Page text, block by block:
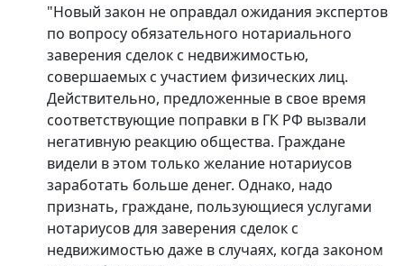
"Новый закон не оправдал ожидания экспертов
по вопросу обязательного нотариального
заверения сделок с недвижимостью,
совершаемых с участием физических лиц.
Действительно, предложенные в свое время
соответствующие поправки в ГК РФ вызвали
негативную реакцию общества. Граждане
видели в этом только желание нотариусов
заработать больше денег. Однако, надо
признать, граждане, пользующиеся услугами
нотариусов для заверения сделок с
недвижимостью даже в случаях, когда законом